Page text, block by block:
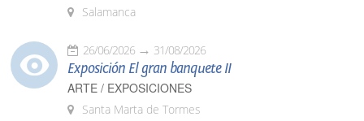
Salamanca
26/06/2026 31/08/2026
Exposición El gran banquete II
ARTE / EXPOSICIONES
Santa Marta de Tormes